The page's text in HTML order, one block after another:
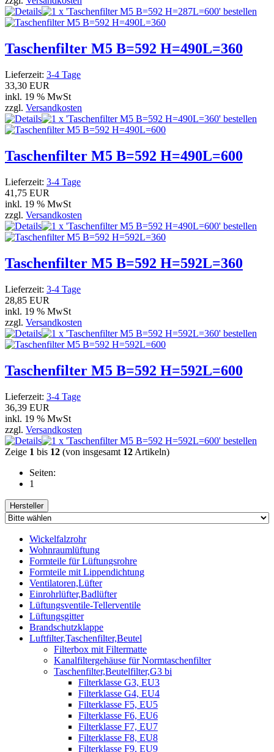
Taschenfilter M5 B=592 H=490L=360
Lieferzeit: 3-4 Tage
33,30 EUR
inkl. 19 % MwSt
zzgl. Versandkosten
Taschenfilter M5 B=592 H=490L=600
Lieferzeit: 3-4 Tage
41,75 EUR
inkl. 19 % MwSt
zzgl. Versandkosten
Taschenfilter M5 B=592 H=592L=360
Lieferzeit: 3-4 Tage
28,85 EUR
inkl. 19 % MwSt
zzgl. Versandkosten
Taschenfilter M5 B=592 H=592L=600
Lieferzeit: 3-4 Tage
36,39 EUR
inkl. 19 % MwSt
zzgl. Versandkosten
Zeige 1 bis 12 (von insgesamt 12 Artikeln)
Seiten:
1
Hersteller
Wickelfalzrohr
Wohnraumlüftung
Formteile für Lüftungsrohre
Formteile mit Lippendichtung
Ventilatoren,Lüfter
Einrohrlüfter,Badlüfter
Lüftungsventile-Tellerventile
Lüftungsgitter
Brandschutzklappe
Luftfilter,Taschenfilter,Beutel
Filterbox mit Filtermatte
Kanalfiltergehäuse für Normtaschenfilter
Taschenfilter,Beutelfilter,G3 bi
Filterklasse G3, EU3
Filterklasse G4, EU4
Filterklasse F5, EU5
Filterklasse F6, EU6
Filterklasse F7, EU7
Filterklasse F8, EU8
Filterklasse F9, EU9